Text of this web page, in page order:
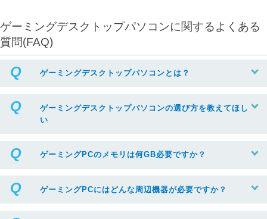
ゲーミングデスクトップパソコンに関するよくある
質問(FAQ)
ゲーミングデスクトップパソコンとは？
ゲーミングデスクトップパソコンの選び方を教えてほし
い
ゲーミングPCのメモリは何GB必要ですか？
ゲーミングPCにはどんな周辺機器が必要ですか？